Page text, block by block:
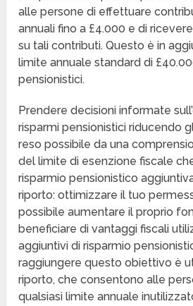
alle persone di effettuare
annuali fino a £4.000 e di
su tali contributi. Questo è in
limite annuale standard di
pensionistici.
Prendere decisioni informate
risparmi pensionistici riducendo
reso possibile da una
del limite di esenzione fiscale
risparmio pensionistico
riporto: ottimizzare il tuo
possibile aumentare il proprio
beneficiare di vantaggi fiscali
aggiuntivi di risparmio
raggiungere questo obiettivo è
riporto, che consentono alle
qualsiasi limite annuale